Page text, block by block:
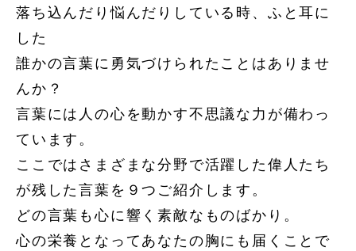
落ち込んだり悩んだりしている時、ふと耳に
した
誰かの言葉に勇気づけられたことはありませ
んか？
言葉には人の心を動かす不思議な力が備わっ
ています。
ここではさまざまな分野で活躍した偉人たち
が残した言葉を９つご紹介します。
どの言葉も心に響く素敵なものばかり。
心の栄養となってあなたの胸にも届くことで